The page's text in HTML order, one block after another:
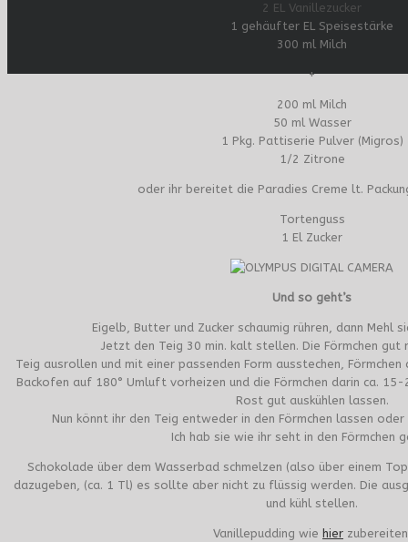
2 EL Vanillezucker
1 gehäufter EL Speisestärke
300 ml Milch
+
200 ml Milch
50 ml Wasser
1 Pkg. Pattiserie Pulver (Migros)
1/2 Zitrone
oder ihr bereitet die Paradies Creme lt.
Tortenguss
1 El Zucker
Und so geht’s
Eigelb, Butter und Zucker schaumig rühren, dann Mehl
Jetzt den Teig 30 min. kalt stellen. Die Förmchen
Teig ausrollen und mit einer passenden Form ausstechen,
Backofen auf 180° Umluft vorheizen und die Förmchen darin ca. 15-
Rost gut auskühlen lassen.
Nun könnt ihr den Teig entweder in den Förmchen lassen
Ich hab sie wie ihr seht in den Förmchen
Schokolade über dem Wasserbad schmelzen (also über einem
dazugeben, (ca. 1 Tl) es sollte aber nicht zu flüssig werden. Die
und kühl stellen.
Vanillepudding wie hier